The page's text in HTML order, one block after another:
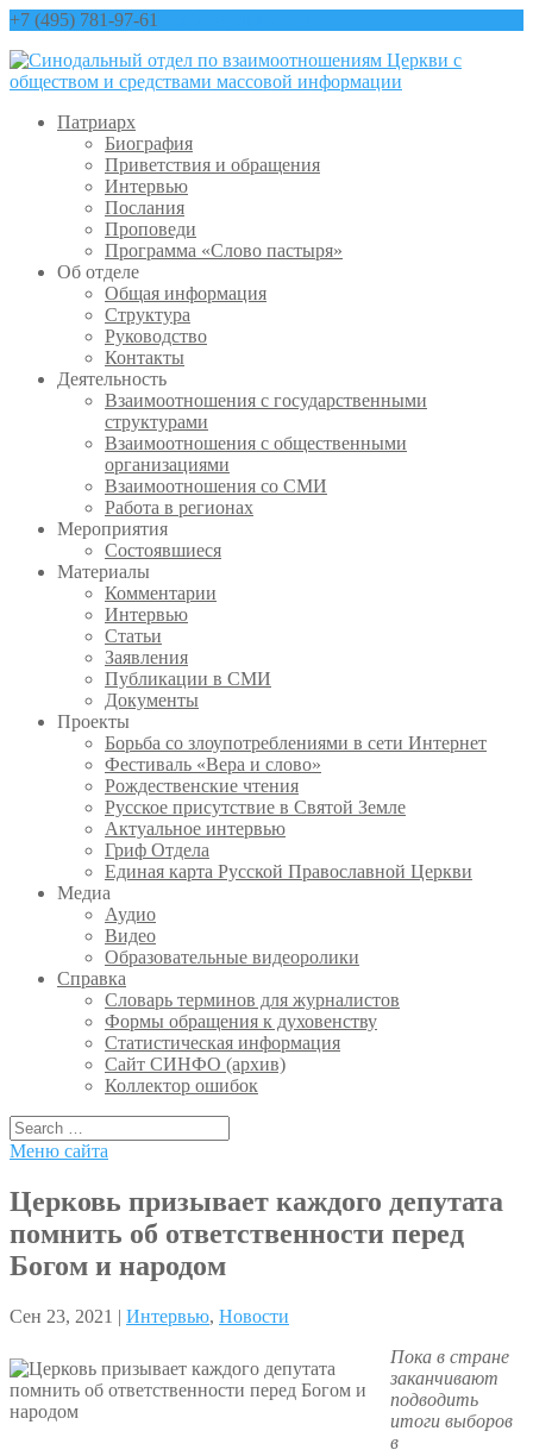
+7 (495) 781-97-61
Патриарх
Биография
Приветствия и обращения
Интервью
Послания
Проповеди
Программа «Слово пастыря»
Об отделе
Общая информация
Структура
Руководство
Контакты
Деятельность
Взаимоотношения с государственными
структурами
Взаимоотношения с общественными
организациями
Взаимоотношения со СМИ
Работа в регионах
Мероприятия
Состоявшиеся
Материалы
Комментарии
Интервью
Статьи
Заявления
Публикации в СМИ
Документы
Проекты
Борьба со злоупотреблениями в сети Интернет
Фестиваль «Вера и слово»
Рождественские чтения
Русское присутствие в Святой Земле
Актуальное интервью
Гриф Отдела
Единая карта Русской Православной Церкви
Медиа
Аудио
Видео
Образовательные видеоролики
Справка
Словарь терминов для журналистов
Формы обращения к духовенству
Статистическая информация
Сайт СИНФО (архив)
Коллектор ошибок
Меню сайта
Церковь призывает каждого депутата
помнить об ответственности перед
Богом и народом
Сен 23, 2021 | Интервью, Новости
Пока в стране
заканчивают
подводить
итоги выборов
в